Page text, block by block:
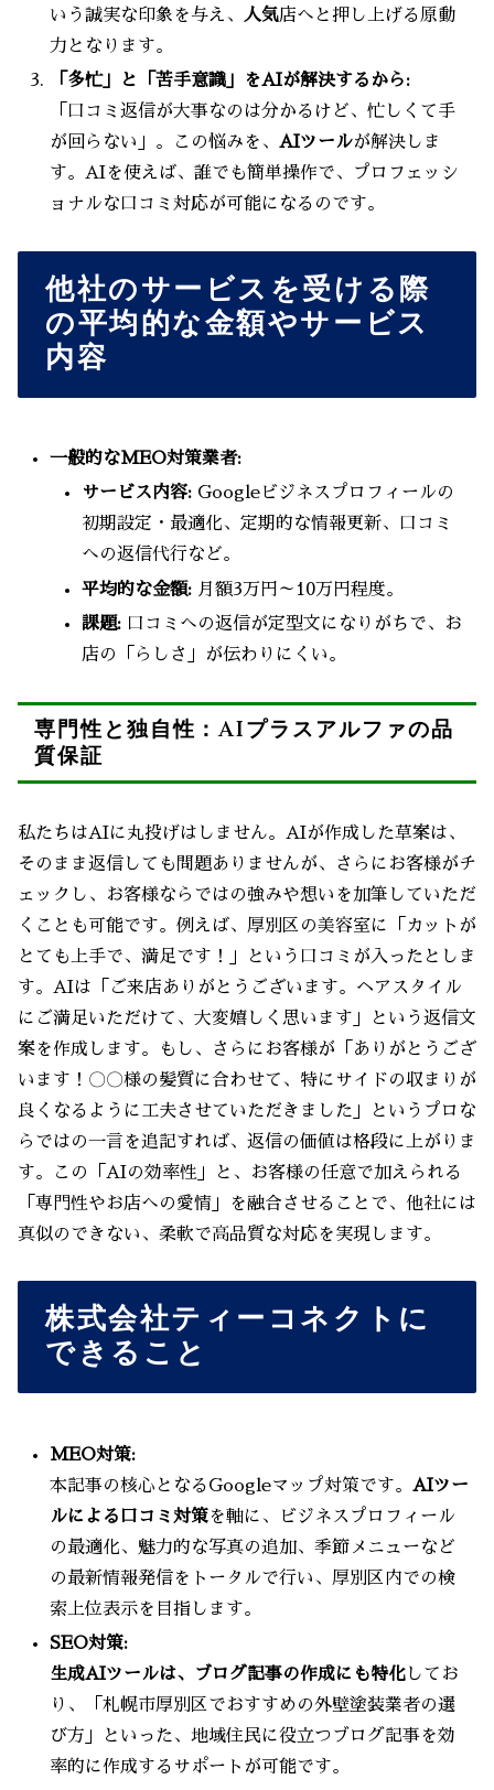
いう誠実な印象を与え、
人気店へと押し上げる原動
力となります。
「多忙」と「苦手意識」をAIが解決するから:
「口コミ返信が大事なのは分かるけど、忙しくて手
が回らない」。この悩みを、AIツールが解決しま
す。AIを使えば、誰でも簡単操作で、プロフェッシ
ョナルな口コミ対応が可能になるのです。
他社のサービスを受ける際
の平均的な金額やサービス
内容
一般的なMEO対策業者:
サービス内容: Googleビジネスプロフィールの
初期設定・最適化、定期的な情報更新、口コミ
への返信代行など。
平均的な金額: 月額3万円～10万円程度。
課題: 口コミへの返信が定型文になりがちで、お
店の「らしさ」が伝わりにくい。
専門性と独自性：AIプラスアルファの品
質保証
私たちはAIに丸投げはしません。AIが作成した草案は、
そのまま返信しても問題ありませんが、さらにお客様がチ
ェックし、お客様ならではの強みや想いを加筆していただ
くことも可能です。例えば、厚別区の美容室に「カットが
とても上手で、満足です！」という口コミが入ったとしま
す。AIは「ご来店ありがとうございます。ヘアスタイル
にご満足いただけて、大変嬉しく思います」という返信文
案を作成します。もし、さらにお客様が「ありがとうござ
います！〇〇様の髪質に合わせて、特にサイドの収まりが
良くなるように工夫させていただきました」というプロな
らではの一言を追記すれば、返信の価値は格段に上がりま
す。この「AIの効率性」と、お客様の任意で加えられる
「専門性やお店への愛情」を融合させることで、他社には
真似のできない、柔軟で高品質な対応を実現します。
株式会社ティーコネクトに
できること
MEO対策:
本記事の核心となるGoogleマップ対策です。AIツー
ルによる口コミ対策を軸に、ビジネスプロフィール
の最適化、魅力的な写真の追加、季節メニューなど
の最新情報発信をトータルで行い、厚別区内での検
索上位表示を目指します。
SEO対策:
生成AIツールは、ブログ記事の作成にも特化 してお
り、「札幌市厚別区でおすすめの外壁塗装業者の選
び方」といった、地域住民に役立つブログ記事を効
率的に作成するサポートが可能です。